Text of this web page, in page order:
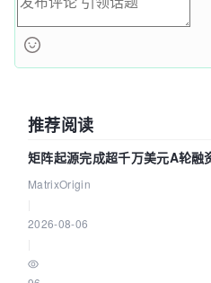
推荐阅读
矩阵起源完成超千万美元A轮融
押注企业级AI基础设施赛道
MatrixOrigin
2026-08-06